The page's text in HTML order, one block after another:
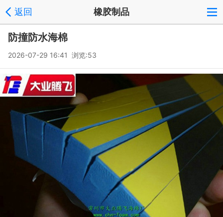
返回 橡胶制品
防撞防水海棉
2026-07-29 16:41 浏览:53